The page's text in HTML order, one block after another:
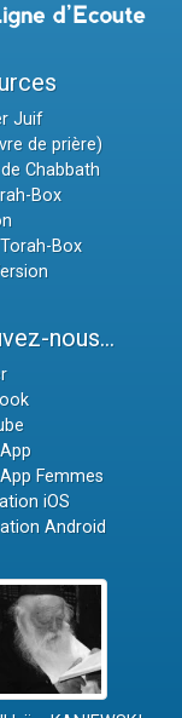
Juif
de prière)
Chabbath
Box
Box
nous...
Femmes
iOS
Android